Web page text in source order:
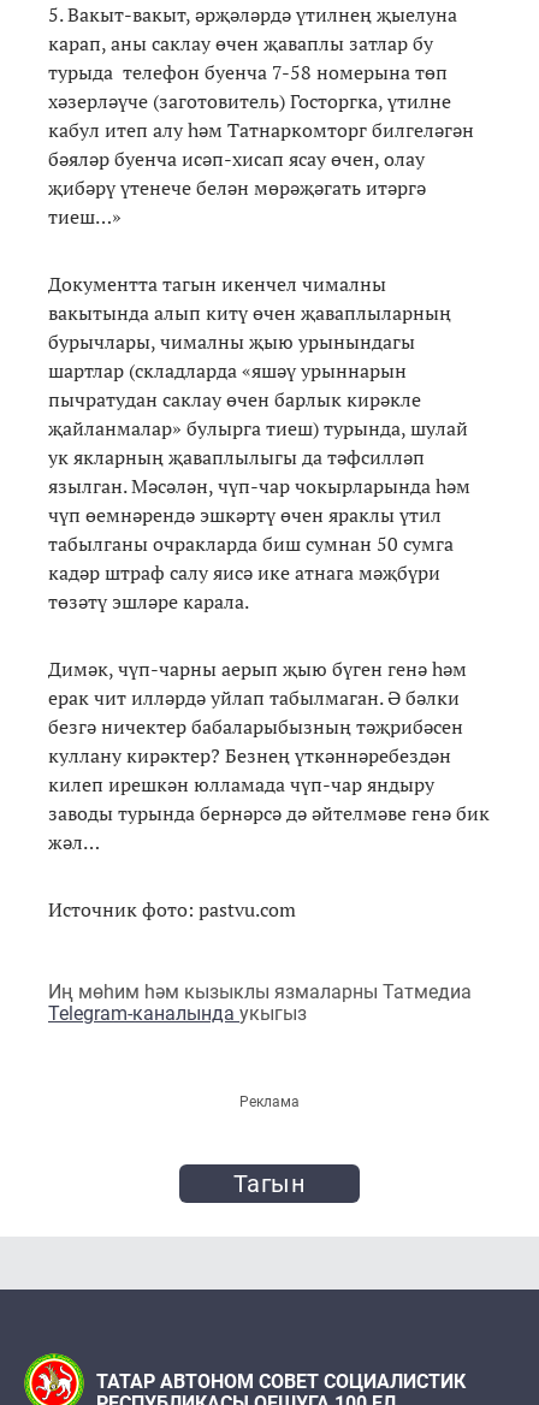
5. Вакыт-вакыт, әрҗәләрдә үтилнең җыелуна
карап, аны саклау өчен җаваплы затлар бу
турыда телефон буенча 7-58 номерына төп
хәзерләүче (заготовитель) Госторгка, үтилне
кабул итеп алу һәм Татнаркомторг билгеләгән
бәяләр буенча исәп-хисап ясау өчен, олау
җибәрү үтенече белән мөрәҗәгать итәргә
тиеш…»
Документта тагын икенчел чималны
вакытында алып китү өчен җаваплыларның
бурычлары, чималны җыю урынындагы
шартлар (складларда «яшәү урыннарын
пычратудан саклау өчен барлык кирәкле
җайланмалар» булырга тиеш) турында, шулай
ук якларның җаваплылыгы да тәфсилләп
язылган. Мәсәлән, чүп-чар чокырларында һәм
чүп өемнәрендә эшкәртү өчен яраклы үтил
табылганы очракларда биш сумнан 50 сумга
кадәр штраф салу яисә ике атнага мәҗбүри
төзәтү эшләре карала.
Димәк, чүп-чарны аерып җыю бүген генә һәм
ерак чит илләрдә уйлап табылмаган. Ә бәлки
безгә ничектер бабаларыбызның тәҗрибәсен
куллану кирәктер? Безнең үткәннәребездән
килеп ирешкән юлламада чүп-чар яндыру
заводы турында бернәрсә дә әйтелмәве генә бик
жәл…
Источник фото: pastvu.com
Иң мөһим һәм кызыклы язмаларны Татмедиа
Telegram-каналында укыгыз
Реклама
Тагын
ТАТАР АВТОНОМ СОВЕТ СОЦИАЛИСТИК